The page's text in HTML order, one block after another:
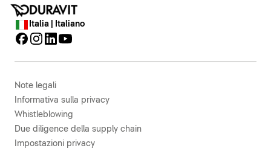
Italia | Italiano
Note legali
Informativa sulla privacy
Whistleblowing
Due diligence della supply chain
Impostazioni privacy